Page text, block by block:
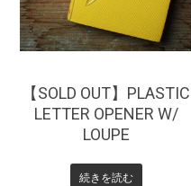
【SOLD OUT】PLASTIC
LETTER OPENER W/
LOUPE
続きを読む